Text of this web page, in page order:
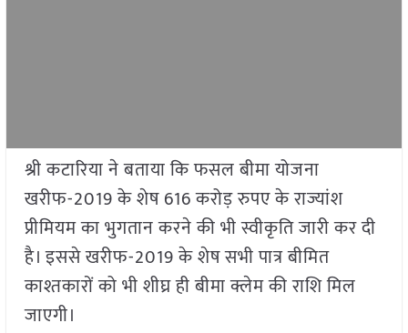
श्री कटारिया ने बताया कि फसल बीमा योजना
खरीफ-2019 के शेष 616 करोड़ रुपए के राज्यांश
प्रीमियम का भुगतान करने की भी स्वीकृति जारी कर दी
है। इससे खरीफ-2019 के शेष सभी पात्र बीमित
काश्तकारों को भी शीघ्र ही बीमा क्लेम की राशि मिल
जाएगी।